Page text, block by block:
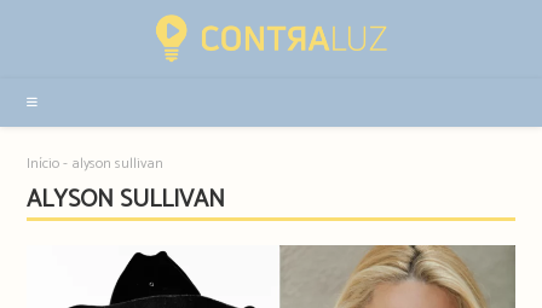
sidebar
Início- alyson sullivan
ALYSON SULLIVAN